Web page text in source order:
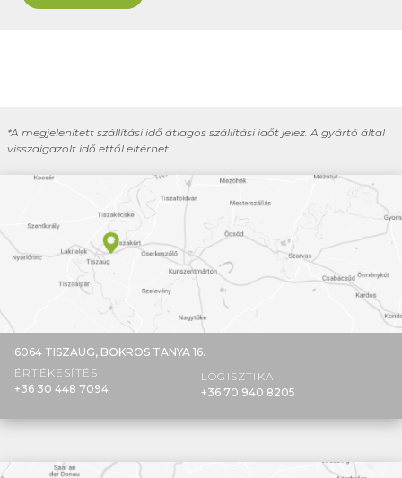
*A megjelenített szállítási idő átlagos szállítási időt jelez. A gyártó által
visszaigazolt idő ettől eltérhet.
6064 TISZAUG, BOKROS TANYA 16.
ÉRTÉKESÍTÉS
+36 30 448 7094
LOGISZTIKA
+36 70 940 8205